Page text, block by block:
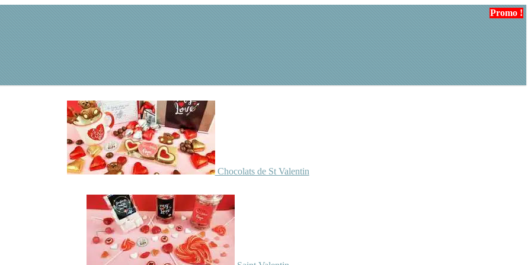
Chocolats de St Valentin
Promo !
Promo !
Promo !
Promo !